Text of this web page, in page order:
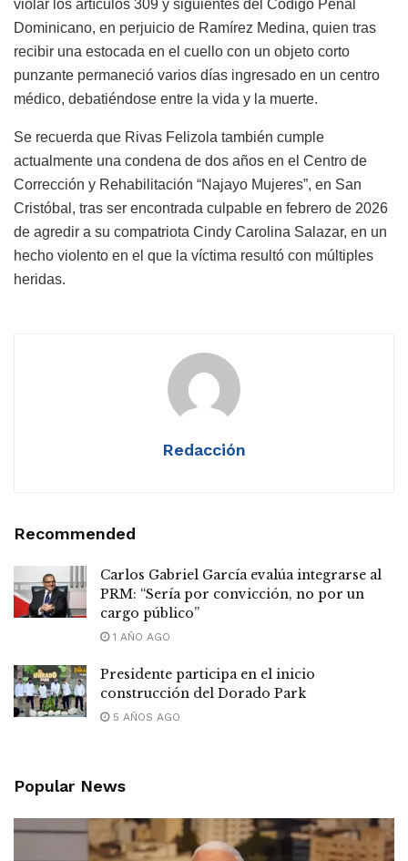
violar los artículos 309 y siguientes del Código Penal
Dominicano, en perjuicio de Ramírez Medina, quien tras
recibir una estocada en el cuello con un objeto corto
punzante permaneció varios días ingresado en un centro
médico, debatiéndose entre la vida y la muerte.
Se recuerda que Rivas Felizola también cumple
actualmente una condena de dos años en el Centro de
Corrección y Rehabilitación “Najayo Mujeres”, en San
Cristóbal, tras ser encontrada culpable en febrero de 2026
de agredir a su compatriota Cindy Carolina Salazar, en un
hecho violento en el que la víctima resultó con múltiples
heridas.
Redacción
Recommended
Carlos Gabriel García evalúa integrarse al
PRM: “Sería por convicción, no por un
cargo público”
1 AÑO AGO
Presidente participa en el inicio
construcción del Dorado Park
5 AÑOS AGO
Popular News